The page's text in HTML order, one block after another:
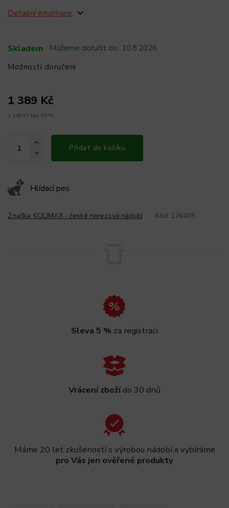
Skladem Můžeme doručit do: 10.8.2026
Možnosti doručení
1 389 Kč
1 148 Kč bez DPH
Přidat do košíku
Hlídací pes
Detailní informace
Značka: KOLIMAX - české nerezové nádobí Kód: 126405
Sleva 5 % za registraci
Vrácení zbožído 30 dnů
Máme 20 let zkušeností s výrobou nádobí a vybíráme
pro Vás jen ověřené produkty